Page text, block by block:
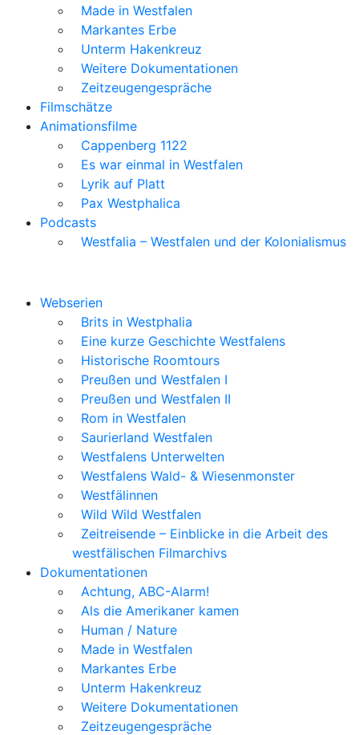
Made in Westfalen
Markantes Erbe
Unterm Hakenkreuz
Weitere Dokumentationen
Zeitzeugengespräche
Filmschätze
Animationsfilme
Cappenberg 1122
Es war einmal in Westfalen
Lyrik auf Platt
Pax Westphalica
Podcasts
Westfalia – Westfalen und der Kolonialismus
Webserien
Brits in Westphalia
Eine kurze Geschichte Westfalens
Historische Roomtours
Preußen und Westfalen I
Preußen und Westfalen II
Rom in Westfalen
Saurierland Westfalen
Westfalens Unterwelten
Westfalens Wald- & Wiesenmonster
Westfälinnen
Wild Wild Westfalen
Zeitreisende – Einblicke in die Arbeit des
westfälischen Filmarchivs
Dokumentationen
Achtung, ABC-Alarm!
Als die Amerikaner kamen
Human / Nature
Made in Westfalen
Markantes Erbe
Unterm Hakenkreuz
Weitere Dokumentationen
Zeitzeugengespräche